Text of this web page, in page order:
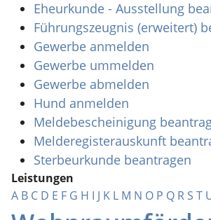
Eheurkunde - Ausstellung
Führungszeugnis (erweitert)
Gewerbe anmelden
Gewerbe ummelden
Gewerbe abmelden
Hund anmelden
Meldebescheinigung
Melderegisterauskunft
Sterbeurkunde beantragen
Leistungen
A B C D E F G H I J K L M N O P Q R S T